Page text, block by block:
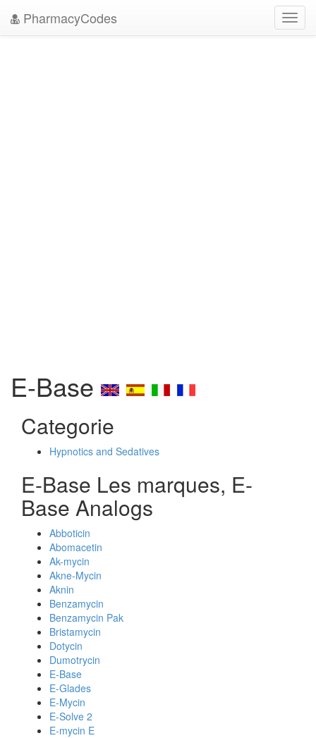
PharmacyCodes
E-Base
Categorie
Hypnotics and Sedatives
E-Base Les marques, E-
Base Analogs
Abboticin
Abomacetin
Ak-mycin
Akne-Mycin
Aknin
Benzamycin
Benzamycin Pak
Bristamycin
Dotycin
Dumotrycin
E-Base
E-Glades
E-Mycin
E-Solve 2
E-mycin E